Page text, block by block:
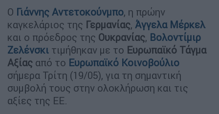
Ο Γιάννης Αντετοκούνμπο, η πρώην
καγκελάριος της Γερμανίας, Άγγελα Μέρκελ
και ο πρόεδρος της Ουκρανίας, Βολοντίμιρ
Ζελένσκι τιμήθηκαν με το Ευρωπαϊκό Τάγμα
Αξίας από το Ευρωπαϊκό Κοινοβούλιο
σήμερα Τρίτη (19/05), για τη σημαντική
συμβολή τους στην ολοκλήρωση και τις
αξίες της ΕΕ.